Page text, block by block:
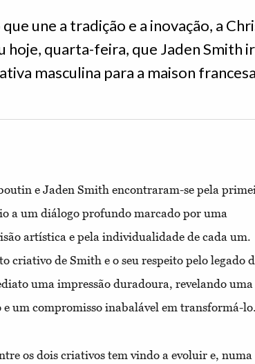
une a tradição e a inovação, a
hoje, quarta-feira, que Jaden Smith
masculina para a maison
e Jaden Smith encontraram-se pela
a um diálogo profundo marcado por uma
artística e pela individualidade de cada um.
criativo de Smith e o seu respeito pelo legado
uma impressão duradoura, revelando uma
um compromisso inabalável em transformá-lo.
os dois criativos tem vindo a evoluir e, numa